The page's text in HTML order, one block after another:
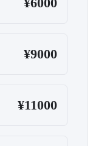
¥6000
¥9000
¥11000